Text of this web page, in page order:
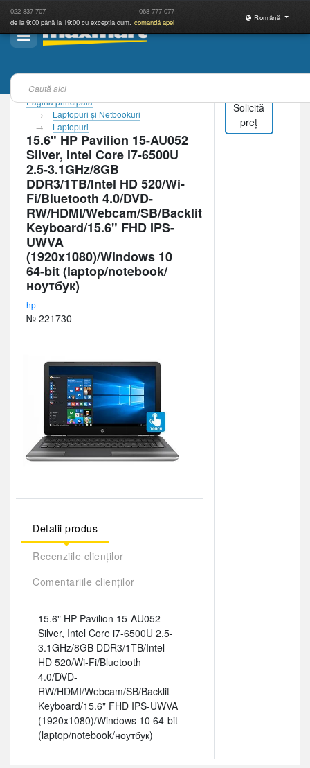
022 837-707 068 777-077
de la 9:00 până la 19:00 cu excepția dum. comandă apel
Română
Pagina principală
Laptopuri şi Netbookuri
Laptopuri
15.6" HP Pavilion 15-AU052
Silver, Intel Core i7-6500U
2.5-3.1GHz/8GB
DDR3/1TB/Intel HD 520/Wi-
Fi/Bluetooth 4.0/DVD-
RW/HDMI/Webcam/SB/Backlit
Keyboard/15.6" FHD IPS-
UWVA
(1920x1080)/Windows 10
64-bit (laptop/notebook/
ноутбук)
hp
№ 221730
Detalii produs
Recenziile clienților
Comentariile clienților
15.6" HP Pavilion 15-AU052
Silver, Intel Core i7-6500U 2.5-
3.1GHz/8GB DDR3/1TB/Intel
HD 520/Wi-Fi/Bluetooth
4.0/DVD-
RW/HDMI/Webcam/SB/Backlit
Keyboard/15.6" FHD IPS-UWVA
(1920x1080)/Windows 10 64-bit
(laptop/notebook/ноутбук)
Solicită
preț